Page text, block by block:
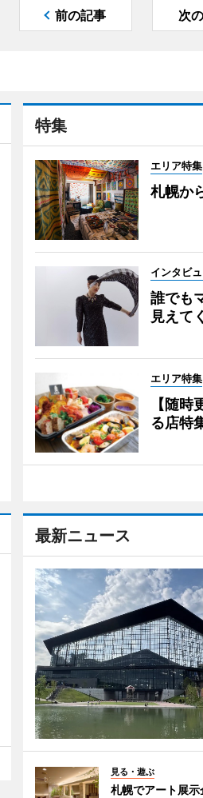
前の記事 次
特集
エリア特集
札幌か
インタビ
誰でも
見えて
エリア特集
【随
る店特
最新ニュース
見る・遊ぶ
札幌でアート展示